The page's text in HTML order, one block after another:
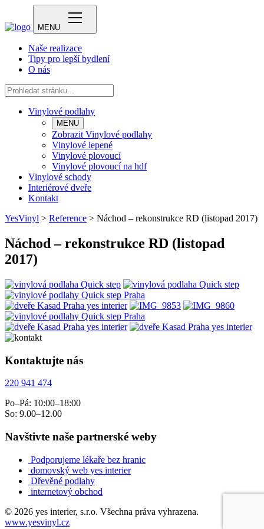
MENU
Naše realizace
Tipy pro lepší bydlení
O nás
Vinylové podlahy
MENU
Zobrazit Vinylové podlahy
Vinylové lepené
Vinylové plovoucí
Vinylové plovoucí na hdf
Vinylové schody
Interiérové dveře
Kontakt
YesVinyl > Reference > Náchod – rekonstrukce RD (listopad 2017)
Náchod – rekonstrukce RD (listopad
2017)
Kontaktujte nás
220 941 474
Po–Pá: 10:00–18:00
So: 9.00–12.00
Navštivte naše partnerské weby
Podporujeme lékaře bez hranic
domovský web yes interier
Dřevěné podlahy
internetový obchod
© 2026 yes interier, s.r.o. Všechna práva vyhrazena.
www.yesvinyl.cz